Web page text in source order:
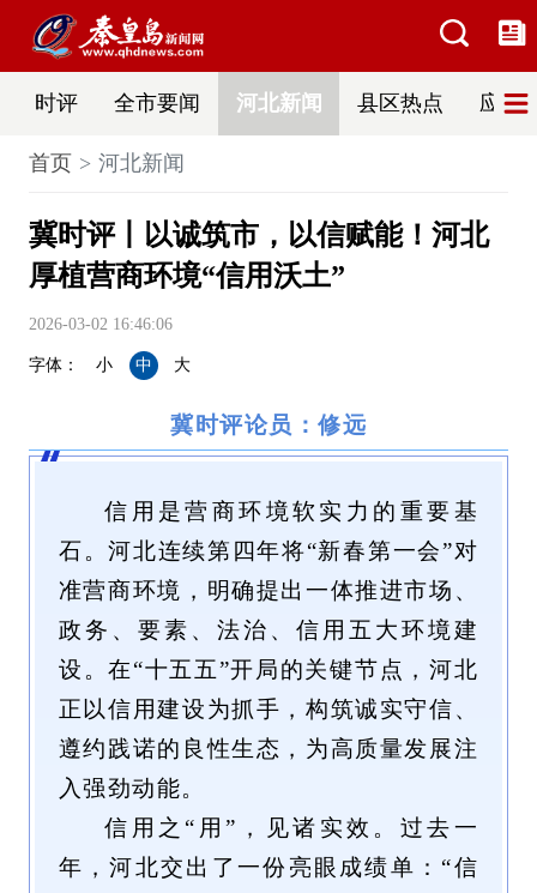
时评 全市要闻 河北新闻 县区热点 应急
首页 河北新闻
冀时评丨以诚筑市，以信赋能！河北
厚植营商环境“信用沃土”
2026-03-02 16:46:06
字体： 小 中 大
冀时评论员：修远
信用是营商环境软实力的重要基
石。河北连续第四年将“新春第一会”对
准营商环境，明确提出一体推进市场、
政务、要素、法治、信用五大环境建
设。在“十五五”开局的关键节点，河北
正以信用建设为抓手，构筑诚实守信、
遵约践诺的良性生态，为高质量发展注
入强劲动能。
信用之“用”，见诸实效。过去一
年，河北交出了一份亮眼成绩单：“信